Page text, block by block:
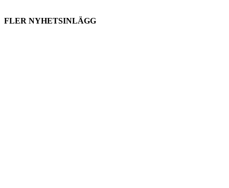
FLER NYHETSINLÄGG